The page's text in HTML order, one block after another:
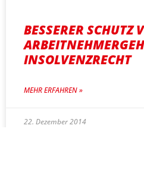
BESSERER SCHUTZ
INSOLVENZRECHT
MEHR ERFAHREN »
22. Dezember 2014